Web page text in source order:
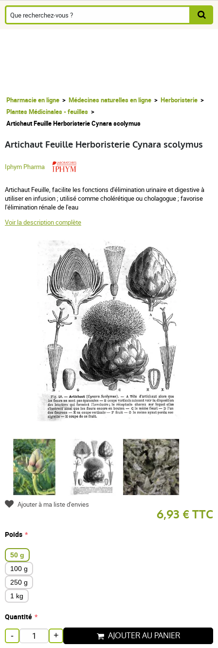
Pharmacie en ligne Médecines naturelles en ligne
Herboristerie
Plantes Médicinales - feuilles
Artichaut Feuille Herboristerie Cynara scolymus
Artichaut Feuille Herboristerie Cynara scolymus
Iphym Pharma
Artichaut Feuille, facilite les fonctions d'élimination urinaire et digestive à
utiliser en infusion ; utilisé comme cholérétique ou cholagogue ; favorise
l'élimination rénale de l'eau
Voir la description complète
6,93 € TTC
Poids
50 g
100 g
250 g
1 kg
Quantité
- + AJOUTER AU PANIER
Ajouter à ma liste d'envies